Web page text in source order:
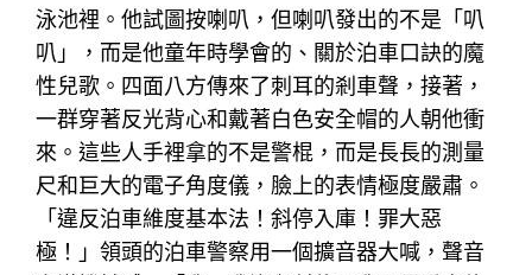
泳池裡。他試圖按喇叭，但喇叭發出的不是「叭
叭」，而是他童年時學會的、關於泊車口訣的魔
性兒歌。四面八方傳來了刺耳的剎車聲，接著，
一群穿著反光背心和戴著白色安全帽的人朝他衝
來。這些人手裡拿的不是警棍，而是長長的測量
尺和巨大的電子角度儀，臉上的表情極度嚴肅。
「違反泊車維度基本法！斜停入庫！罪大惡
極！」領頭的泊車警察用一個擴音器大喊，聲音